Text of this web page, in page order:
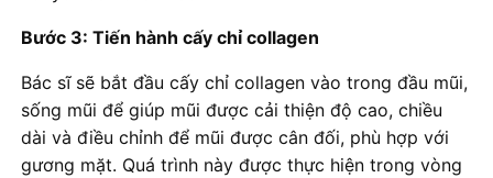
Bước 3: Tiến hành cấy chỉ collagen
Bác sĩ sẽ bắt đầu cấy chỉ collagen vào trong đầu mũi,
sống mũi để giúp mũi được cải thiện độ cao, chiều
dài và điều chỉnh để mũi được cân đối, phù hợp với
gương mặt. Quá trình này được thực hiện trong vòng